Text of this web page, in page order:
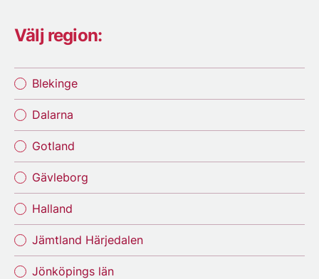
Välj region:
Blekinge
Dalarna
Gotland
Gävleborg
Halland
Jämtland Härjedalen
Jönköpings län